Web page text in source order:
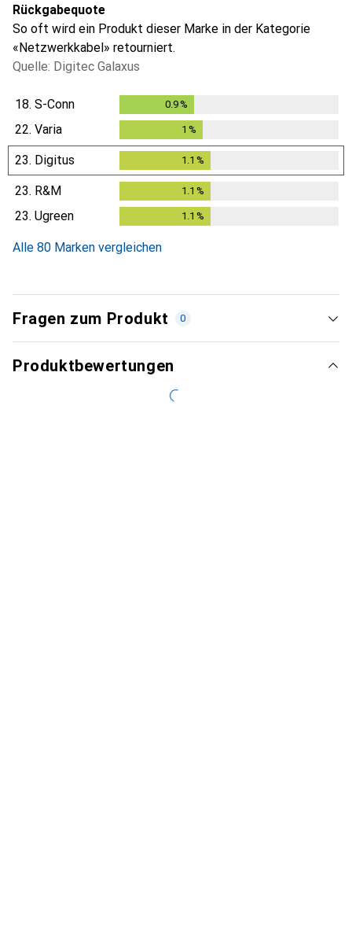
Rückgabequote
So oft wird ein Produkt dieser Marke in der Kategorie
«Netzwerkkabel» retourniert.
Quelle: Digitec Galaxus
18. S-Conn 0.9 %
22. Varia 1 %
23. Digitus 1.1 %
23. R&M 1.1 %
23. Ugreen 1.1 %
Alle 80 Marken vergleichen
Fragen zum Produkt 0
Produktbewertungen